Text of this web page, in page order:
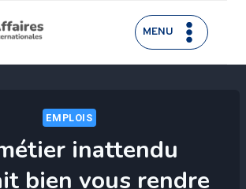
MENU
EMPLOIS
inattendu
bien vous rendre